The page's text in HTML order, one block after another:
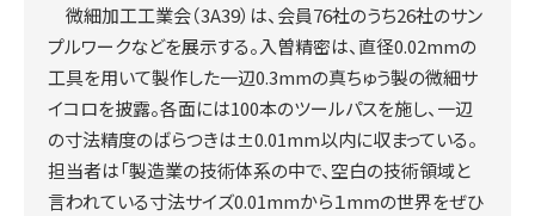
微細加工工業会（3A39）は、会員76社のうち26社のサン
プルワークなどを展示する。入曽精密は、直径0.02mmの
工具を用いて製作した一辺0.3mmの真ちゅう製の微細サ
イコロを披露。各面には100本のツールパスを施し、一辺
の寸法精度のばらつきは±0.01mm以内に収まっている。
担当者は「製造業の技術体系の中で、空白の技術領域と
言われている寸法サイズ0.01mmから１mmの世界をぜひ